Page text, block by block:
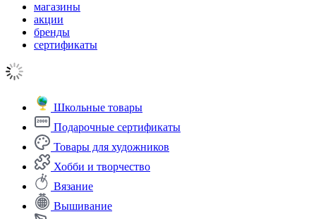
магазины
акции
бренды
сертификаты
Школьные товары
Подарочные сертификаты
Товары для художников
Хобби и творчество
Вязание
Вышивание